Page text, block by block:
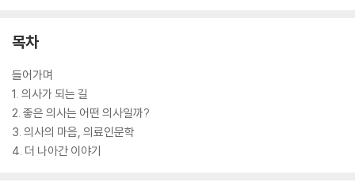
목차
들어가며
1. 의사가 되는 길
2. 좋은 의사는 어떤 의사일까?
3. 의사의 마음, 의료인문학
4. 더 나아간 이야기